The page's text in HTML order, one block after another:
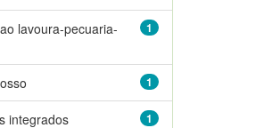
1
lavoura-pecuaria-
1
1
integrados